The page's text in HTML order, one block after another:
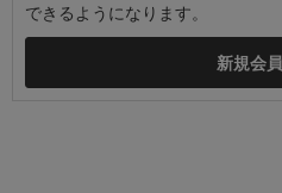
できるようになります。